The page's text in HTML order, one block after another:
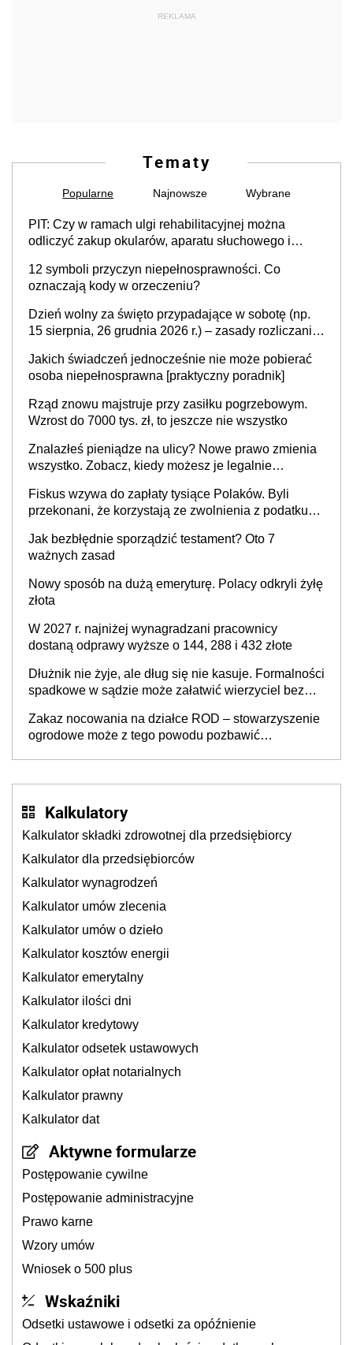
REKLAMA
Tematy
Popularne Najnowsze Wybrane
PIT: Czy w ramach ulgi rehabilitacyjnej można
odliczyć zakup okularów, aparatu słuchowego i
12 symboli przyczyn niepełnosprawności. Co
oznaczają kody w orzeczeniu?
Dzień wolny za święto przypadające w sobotę (np.
15 sierpnia, 26 grudnia 2026 r.) – zasady rozliczania
i administracja publiczna), najczęstsze pytania
Jakich świadczeń jednocześnie nie może pobierać
osoba niepełnosprawna [praktyczny poradnik]
Rząd znowu majstruje przy zasiłku pogrzebowym.
Wzrost do 7000 tys. zł, to jeszcze nie wszystko
Znalazłeś pieniądze na ulicy? Nowe prawo zmienia
wszystko. Zobacz, kiedy możesz je legalnie
Fiskus wzywa do zapłaty tysiące Polaków. Byli
przekonani, że korzystają ze zwolnienia z podatku
Jak bezbłędnie sporządzić testament? Oto 7
ważnych zasad
Nowy sposób na dużą emeryturę. Polacy odkryli żyłę
złota
W 2027 r. najniżej wynagradzani pracownicy
dostaną odprawy wyższe o 144, 288 i 432 złote
Dłużnik nie żyje, ale dług się nie kasuje. Formalności
spadkowe w sądzie może załatwić wierzyciel bez
Zakaz nocowania na działce ROD – stowarzyszenie
ogrodowe może z tego powodu pozbawić
Kalkulatory
Kalkulator składki zdrowotnej dla przedsiębiorcy
Kalkulator dla przedsiębiorców
Kalkulator wynagrodzeń
Kalkulator umów zlecenia
Kalkulator umów o dzieło
Kalkulator kosztów energii
Kalkulator emerytalny
Kalkulator ilości dni
Kalkulator kredytowy
Kalkulator odsetek ustawowych
Kalkulator opłat notarialnych
Kalkulator prawny
Kalkulator dat
Aktywne formularze
Postępowanie cywilne
Postępowanie administracyjne
Prawo karne
Wzory umów
Wniosek o 500 plus
Wskaźniki
Odsetki ustawowe i odsetki za opóźnienie